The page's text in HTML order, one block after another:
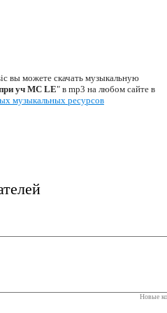
можете скачать музыкальную
уч MC LE" в mp3 на любом сайте в
музыкальных ресурсов
Новые